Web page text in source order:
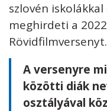
szlovén
meghirdeti a
Rövidfilmversenyt.
A versenyre
közötti diák
osztályával